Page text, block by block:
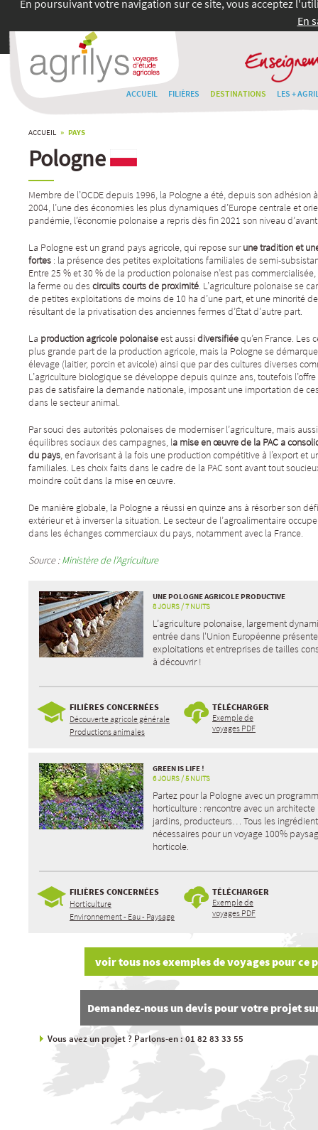
En poursuivant votre navigation sur ce site, vous acceptez
En
ACCUEIL FILIÈRES DESTINATIONS LES +
ACCUEIL » PAYS
Pologne
Membre de l’OCDE depuis 1996, la Pologne a été, depuis son adhésion
2004, l’une des économies les plus dynamiques d’Europe centrale et
pandémie, l’économie polonaise a repris dès fin 2021 son niveau
La Pologne est un grand pays agricole, qui repose surune tradition et
fortes : la présence des petites exploitations familiales de semi-
Entre 25 % et 30 % de la production polonaise n’est pas
la ferme ou des circuits courts de proximité. L’agriculture polonaise se
de petites exploitations de moins de 10 ha d’une part, et une minorité
résultant de la privatisation des anciennes fermes d’État d’autre part.
La production agricole polonaiseest aussi diversifiéequ’en France. Les
plus grande part de la production agricole, mais la Pologne se
élevage (laitier, porcin et avicole) ainsi que par des cultures diverses
L’agriculture biologique se développe depuis quinze ans, toutefois
pas de satisfaire la demande nationale, imposant une importation de
dans le secteur animal.
Par souci des autorités polonaises de moderniser l’agriculture, mais
équilibres sociaux des campagnes, la mise en œuvre de la PAC a
du pays, en favorisant à la fois une production compétitive à l’export et
familiales. Les choix faits dans le cadre de la PAC sont avant tout
moindre coût dans la mise en œuvre.
De manière globale, la Pologne a réussi en quinze ans à résorber son
extérieur et à inverser la situation. Le secteur de l’agroalimentaire
dans les échanges commerciaux du pays, notamment avec la France.
Source :Ministère de l’Agriculture
UNE POLOGNE AGRICOLE PRODUCTIVE
8 JOURS / 7 NUITS
L’agriculture polonaise, largement
entrée dans l'Union Européenne
exploitations et entreprises de tailles
à découvrir !
FILIÈRES CONCERNÉES
Découverte agricole générale
Productions animales
TÉLÉCHARGER
Exemple de
voyages PDF
GREEN IS LIFE !
6 JOURS / 5 NUITS
Partez pour la Pologne avec un
horticulture : rencontre avec un
jardins, producteurs… Tous les
nécessaires pour un voyage 100%
horticole.
FILIÈRES CONCERNÉES
Horticulture
Environnement - Eau - Paysage
TÉLÉCHARGER
Exemple de
voyages PDF
Demandez-nous un devis pour votre projet
Vous avez un projet ? Parlons-en : 01 82 83 33 55